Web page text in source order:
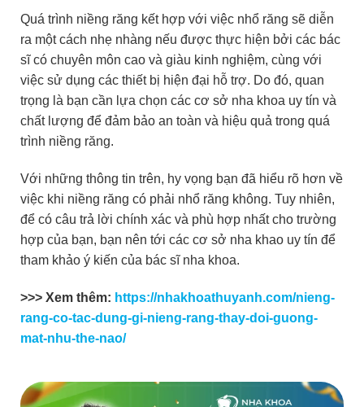
Quá trình niềng răng kết hợp với việc nhổ răng sẽ diễn
ra một cách nhẹ nhàng nếu được thực hiện bởi các bác
sĩ có chuyên môn cao và giàu kinh nghiệm, cùng với
việc sử dụng các thiết bị hiện đại hỗ trợ. Do đó, quan
trọng là bạn cần lựa chọn các cơ sở nha khoa uy tín và
chất lượng để đảm bảo an toàn và hiệu quả trong quá
trình niềng răng.
Với những thông tin trên, hy vọng bạn đã hiểu rõ hơn về
việc khi niềng răng có phải nhổ răng không. Tuy nhiên,
để có câu trả lời chính xác và phù hợp nhất cho trường
hợp của bạn, bạn nên tới các cơ sở nha khao uy tín để
tham khảo ý kiến của bác sĩ nha khoa.
>>> Xem thêm: https://nhakhoathuyanh.com/nieng-
rang-co-tac-dung-gi-nieng-rang-thay-doi-guong-
mat-nhu-the-nao/